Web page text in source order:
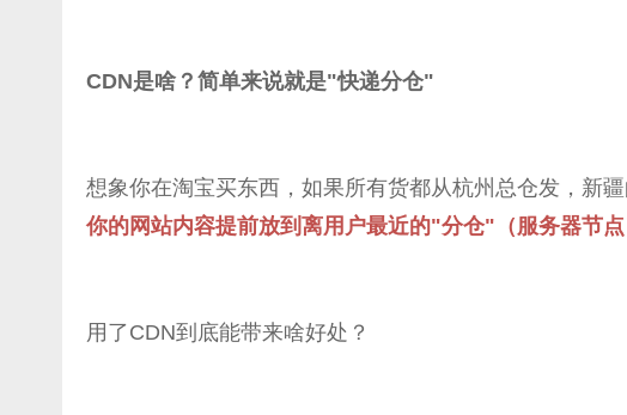
CDN是啥？简单来说就是"快递分仓"
想象你在淘宝买东西，如果所有货都从杭州总仓发，新
你的网站内容提前放到离用户最近的"分仓"（服务器节点
用了CDN到底能带来啥好处？